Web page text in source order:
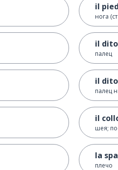
il
нога
il dito
палец
il
палец
il
шея;
la
плечо